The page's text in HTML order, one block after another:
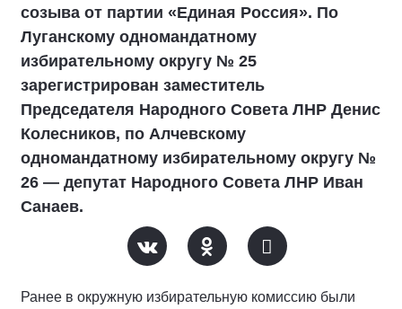
созыва от партии «Единая Россия». По
Луганскому одномандатному
избирательному округу № 25
зарегистрирован заместитель
Председателя Народного Совета ЛНР Денис
Колесников, по Алчевскому
одномандатному избирательному округу №
26 — депутат Народного Совета ЛНР Иван
Санаев.
Ранее в окружную избирательную комиссию были